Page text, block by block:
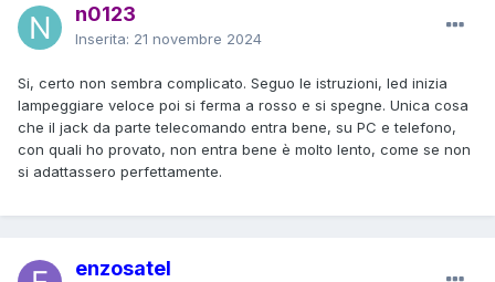
n0123
Inserita: 21 novembre 2024
Si, certo non sembra complicato. Seguo le istruzioni, led inizia
lampeggiare veloce poi si ferma a rosso e si spegne. Unica cosa
che il jack da parte telecomando entra bene, su PC e telefono,
con quali ho provato, non entra bene è molto lento, come se non
si adattassero perfettamente.
enzosatel